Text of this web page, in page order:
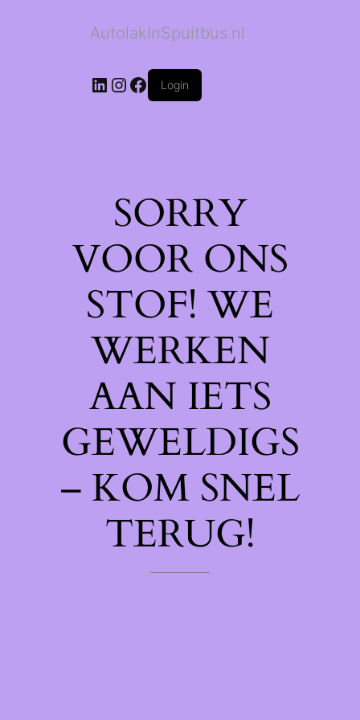
AutolakInSpuitbus.nl
LinkedIn
Instagram
Facebook
Login
SORRY
VOOR ONS
STOF! WE
WERKEN
AAN IETS
GEWELDIGS
– KOM SNEL
TERUG!